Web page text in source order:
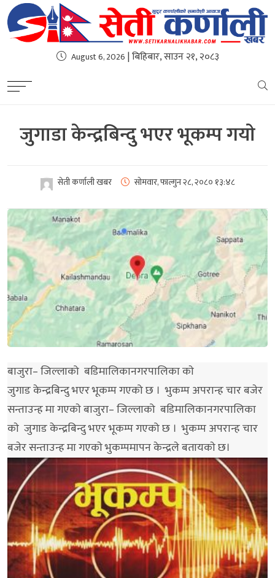
August 6, 2026 | बिहिबार, साउन २१, २०८३
जुगाडा केन्द्रबिन्दु भएर भूकम्प गयाे
सेती कर्णाली खबर सोमवार, फाल्गुन २८, २०८० १३:४८
बाजुरा– जिल्लाको बडिमालिकानगरपालिका काे
जुगाड केन्द्रबिन्दु भएर भूकम्प गएको छ । भुकम्प अपरान्ह चार बजेर
सन्ताउन्ह मा गएकाे बाजुरा– जिल्लाको बडिमालिकानगरपालिका
काे जुगाड केन्द्रबिन्दु भएर भूकम्प गएको छ । भुकम्प अपरान्ह चार
बजेर सन्ताउन्ह मा गएकाे भुकम्पमापन केन्द्रले बतायकाे छ।